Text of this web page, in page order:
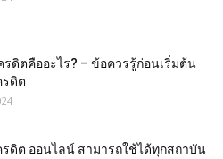
รดิตคืออะไร? – ข้อควรรู้ก่อนเริ่มต้น
รดิต
รดิต ออนไลน์ สามารถใช้ได้ทุกสถาบัน